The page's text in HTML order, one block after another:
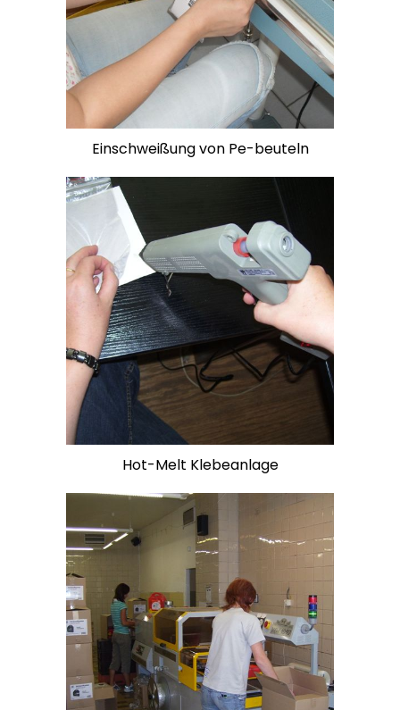
Einschweißung von Pe-beuteln
Hot-Melt Klebeanlage